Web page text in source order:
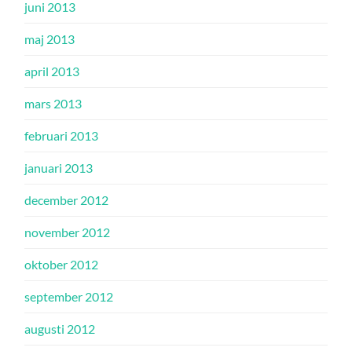
juni 2013
maj 2013
april 2013
mars 2013
februari 2013
januari 2013
december 2012
november 2012
oktober 2012
september 2012
augusti 2012